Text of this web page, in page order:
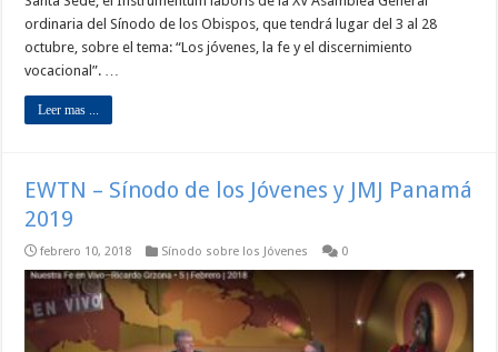
ordinaria del Sínodo de los Obispos, que tendrá lugar del 3 al 28
octubre, sobre el tema: “Los jóvenes, la fe y el discernimiento
vocacional”. …
Leer mas ...
EWTN – Sínodo de los Jóvenes y JMJ Panamá
2019
febrero 10, 2018 Sínodo sobre los Jóvenes 0